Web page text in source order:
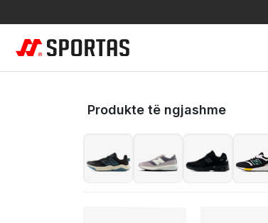
Produkte të ngjashme